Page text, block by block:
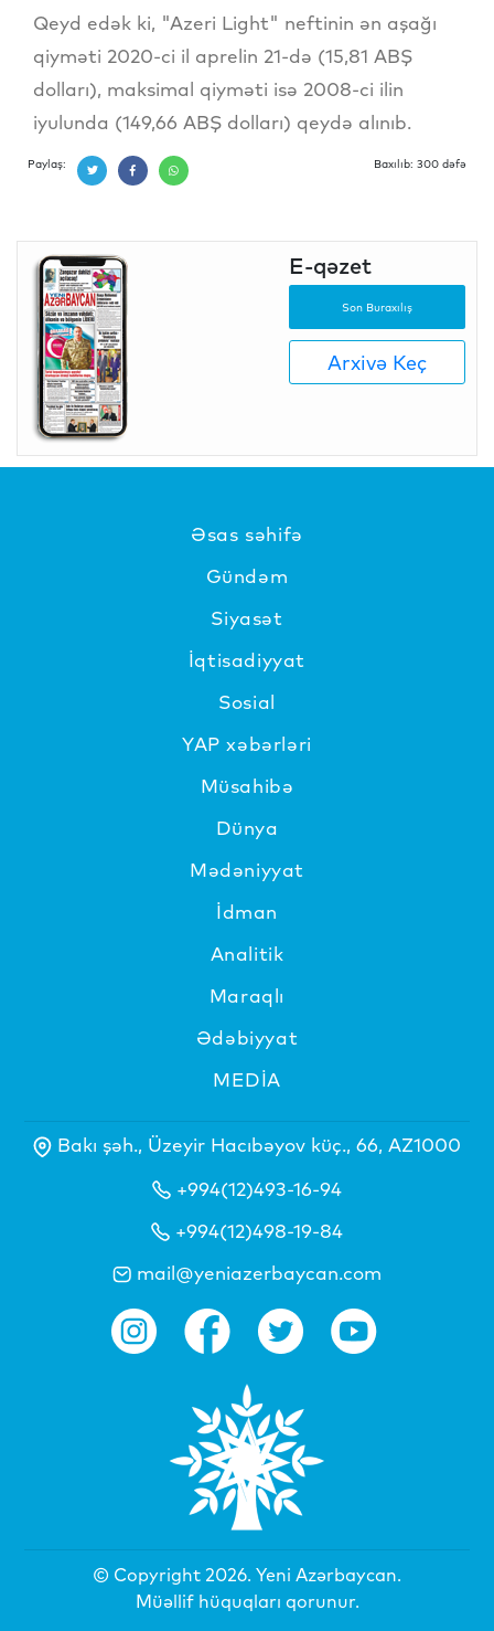
Qeyd edək ki, "Azeri Light" neftinin ən aşağı
qiyməti 2020-ci il aprelin 21-də (15,81 ABŞ
dolları), maksimal qiyməti isə 2008-ci ilin
iyulunda (149,66 ABŞ dolları) qeydə alınıb.
Paylaş: Baxılıb: 300 dəfə
E-qəzet
Son Buraxılış
Arxivə Keç
Əsas səhifə
Gündəm
Siyasət
İqtisadiyyat
Sosial
YAP xəbərləri
Müsahibə
Dünya
Mədəniyyat
İdman
Analitik
Maraqlı
Ədəbiyyat
MEDİA
Bakı şəh., Üzeyir Hacıbəyov küç., 66, AZ1000
+994(12)493-16-94
+994(12)498-19-84
mail@yeniazerbaycan.com
© Copyright 2026. Yeni Azərbaycan.
Müəllif hüquqları qorunur.